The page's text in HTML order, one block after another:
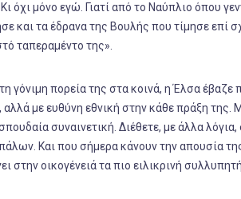
όχι μόνο εγώ. Γιατί από το Ναύπλιο όπου
και τα έδρανα της Βουλής που τίμησε επί
ταπεραμέντο της».
γόνιμη πορεία της στα κοινά, η Έλσα
αλλά με ευθύνη εθνική στην κάθε πράξη της.
συναινετική. Διέθετε, με άλλα
Και που σήμερα κάνουν την απουσία
στην οικογένειά τα πιο ειλικρινή